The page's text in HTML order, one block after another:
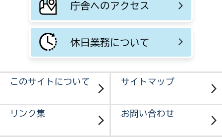
庁舎へのアクセス
休日業務について
このサイトについて サイトマップ
リンク集 お問い合わせ